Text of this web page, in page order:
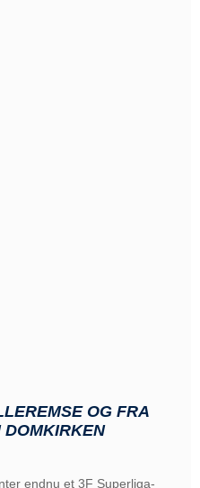
OG FRA
DOMKIRKEN
endnu et 3F Superliga-